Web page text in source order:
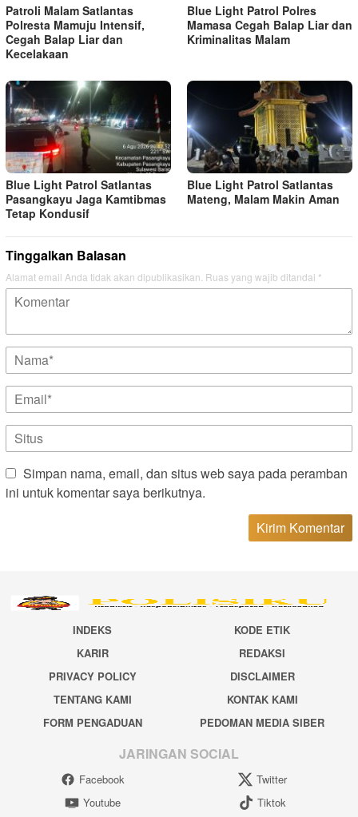
Patroli Malam Satlantas
Polresta Mamuju Intensif,
Cegah Balap Liar dan
Kecelakaan
Blue Light Patrol Polres
Mamasa Cegah Balap Liar dan
Kriminalitas Malam
Blue Light Patrol Satlantas
Pasangkayu Jaga Kamtibmas
Tetap Kondusif
Blue Light Patrol Satlantas
Mateng, Malam Makin Aman
Tinggalkan Balasan
Alamat email Anda tidak akan dipublikasikan. Ruas yang wajib ditandai *
Simpan nama, email, dan situs web saya pada peramban
ini untuk komentar saya berikutnya.
INDEKS
KODE ETIK
KARIR
REDAKSI
PRIVACY POLICY
DISCLAIMER
TENTANG KAMI
KONTAK KAMI
FORM PENGADUAN
PEDOMAN MEDIA SIBER
JARINGAN SOCIAL
Facebook
Twitter
Youtube
Tiktok